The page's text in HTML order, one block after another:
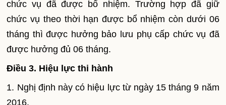
chức vụ đã được bổ nhiệm. Trường hợp đã giữ
chức vụ theo thời hạn được bổ nhiệm còn dưới 06
tháng thì được hưởng bảo lưu phụ cấp chức vụ đã
được hưởng đủ 06 tháng.
Điều 3. Hiệu ực thi hành
1. Nghị định này có hiệu lực từ ngày 15 tháng 9 năm
2016.